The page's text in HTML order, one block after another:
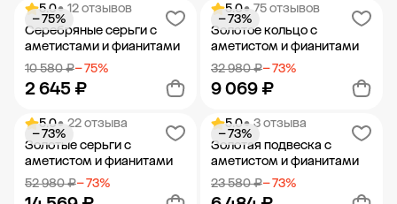
Добавить в корзину Добавить в корзину
5.0• 12 отзывов
Серебряные серьги с
аметистами и фианитами
10 580 ₽− 75%
2 645 ₽
− 75%
Добавить в корзину
5.0• 75 отзывов
Золотое кольцо с
аметистом и фианитами
32 980 ₽− 73%
9 069 ₽
− 73%
Добавить в корзину
5.0• 22 отзыва
Золотые серьги с
аметистом и фианитами
52 980 ₽− 73%
− 73%
5.0• 3 отзыва
Золотая подвеска с
аметистом и фианитами
23 580 ₽− 73%
− 73%